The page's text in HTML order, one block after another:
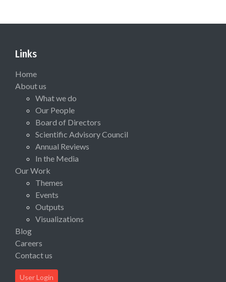
Links
Home
About us
What we do
Our People
Board of Directors
Scientific Advisory Council
Annual Reviews
In the Media
Our Work
Themes
Events
Outputs
Visualizations
Blog
Careers
Contact us
User Login